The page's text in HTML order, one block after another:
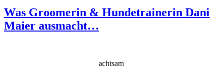
Was Groomerin & Hundetrainerin Dani
Maier ausmacht…
achtsam